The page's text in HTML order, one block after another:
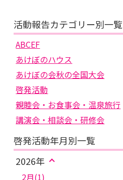
活動報告カテゴリー別一覧
ABCEF
あけぼのハウス
あけぼの会秋の全国大会
啓発活動
親睦会・お食事会・温泉旅行
講演会・相談会・研修会
啓発活動年月別一覧
2026年
2月(1)